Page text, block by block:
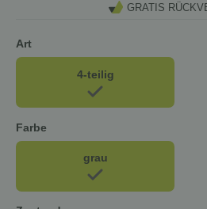
GRATIS
Art
4-teilig
Farbe
grau